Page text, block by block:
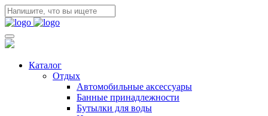
Каталог
Отдых
Автомобильные аксессуары
Банные принадлежности
Бутылки для воды